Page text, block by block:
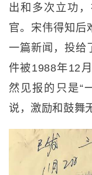
出和多次立功
官。宋伟得知后
一篇新闻，投给
件被1988年12
然见报的只是“
说，激励和鼓舞